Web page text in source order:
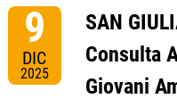
9
DIC
2025
SAN
Consulta
Giovani